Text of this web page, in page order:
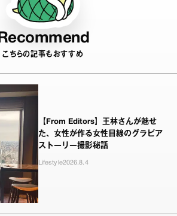
Recommend
こちらの記事もおすすめ
【From Editors】王林さんが魅せ
た、女性が作る女性目線のグラビア
ストーリー撮影秘話
Lifestyle2026.8.4